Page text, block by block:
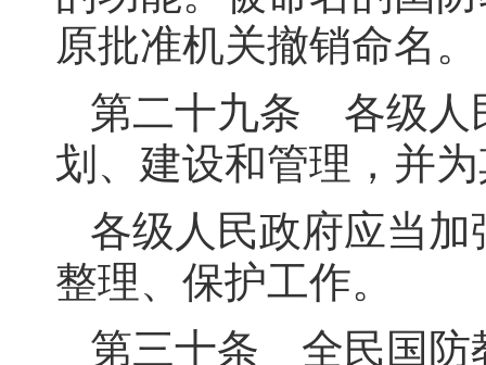
原批准机关撤销命名。
第二十九条 各级人
划、建设和管理，并
各级人民政府应当
整理、保护工作。
第三十条 全民国防